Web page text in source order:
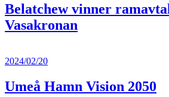
Belatchew vinner
Vasakronan
2024/02/20
Umeå Hamn Vision 2050